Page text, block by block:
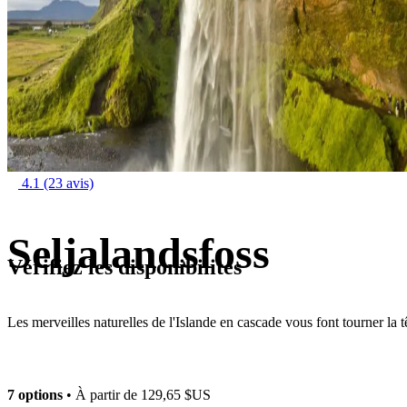
4.1 (23 avis)
Seljalandsfoss
Les merveilles naturelles de l'Islande en cascade vous font tourner la
Vérifiez les disponibilités
7 options • À partir de 129,65 $US